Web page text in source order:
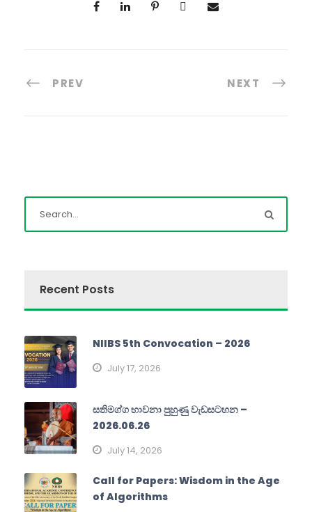
PREV NEXT
Recent Posts
NIIBS 5th Convocation – 2026
July 17, 2026
සතිමග්ග භාවනා පුහුණු වැඩසටහන –
2026.06.26
July 14, 2026
Call for Papers: Wisdom in the Age
of Algorithms